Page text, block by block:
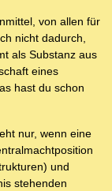
von allen für
nicht dadurch,
als Substanz aus
eines
hast du schon
nur, wenn eine
und
stehenden